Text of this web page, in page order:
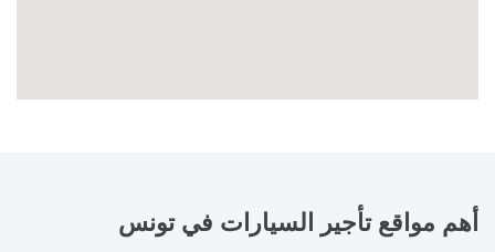
أهم مواقع تأجير السيارات فيتونس